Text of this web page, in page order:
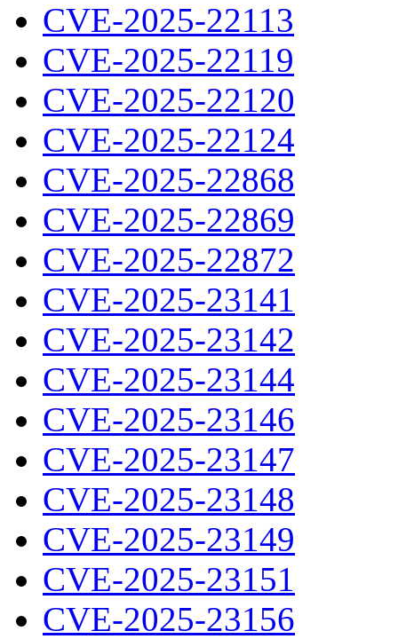
CVE-2025-22113
CVE-2025-22119
CVE-2025-22120
CVE-2025-22124
CVE-2025-22868
CVE-2025-22869
CVE-2025-22872
CVE-2025-23141
CVE-2025-23142
CVE-2025-23144
CVE-2025-23146
CVE-2025-23147
CVE-2025-23148
CVE-2025-23149
CVE-2025-23151
CVE-2025-23156